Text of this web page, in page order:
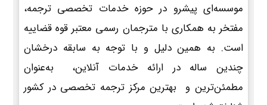
موسسه‌ای پیشرو در حوزه خدمات تخصصی ترجمه،
مفتخر به همکاری با مترجمان رسمی معتبر قوه قضاییه
است. به همین دلیل و با توجه به سابقه درخشان
چندین ساله در ارائه خدمات آنلاین، به‌عنوان
مطمئن‌ترین و بهترین مرکز ترجمه تخصصی در کشور